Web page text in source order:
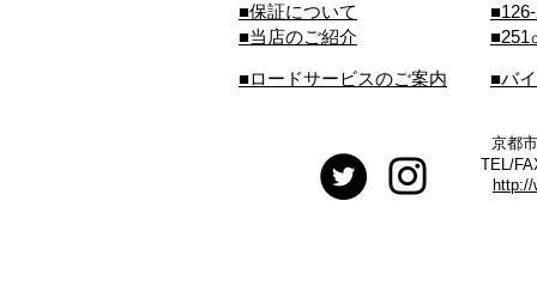
■保証について
■当店のご紹介
■251
■ロードサービスのご案内 ■バ
京都
TEL/